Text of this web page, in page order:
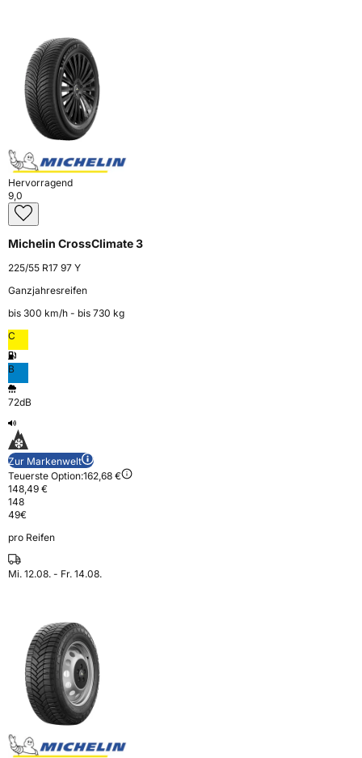
Hervorragend
9,0
Michelin CrossClimate 3
225/55 R17 97 Y
Ganzjahresreifen
bis 300 km⁠/⁠h - bis 730 kg
C
B
72dB
Zur Markenwelt
Teuerste Option:162,68 €
148,49 €
148
49€
pro Reifen
Mi. 12.08. - Fr. 14.08.